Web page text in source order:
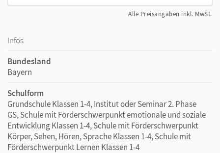
Alle Preisangaben inkl. MwSt.
Infos
Bundesland
Bayern
Schulform
Grundschule Klassen 1-4, Institut oder Seminar 2. Phase
GS, Schule mit Förderschwerpunkt emotionale und soziale
Entwicklung Klassen 1-4, Schule mit Förderschwerpunkt
Körper, Sehen, Hören, Sprache Klassen 1-4, Schule mit
Förderschwerpunkt Lernen Klassen 1-4